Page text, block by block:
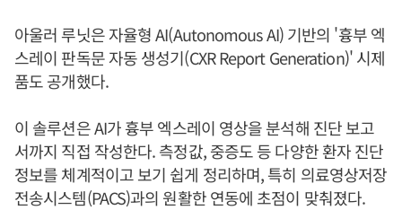
아울러 루닛은 자율형 AI(Autonomous AI) 기반의 '흉부 엑
스레이 판독문 자동 생성기(CXR Report Generation)' 시제
품도 공개했다.
이 솔루션은 AI가 흉부 엑스레이 영상을 분석해 진단 보고
서까지 직접 작성한다. 측정값, 중증도 등 다양한 환자 진단
정보를 체계적이고 보기 쉽게 정리하며, 특히 의료영상저장
전송시스템(PACS)과의 원활한 연동에 초점이 맞춰졌다.